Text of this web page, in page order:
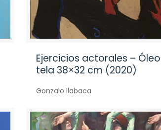
Ejercicios actorales –
tela 38×32 cm (2020)
Gonzalo Ilabaca